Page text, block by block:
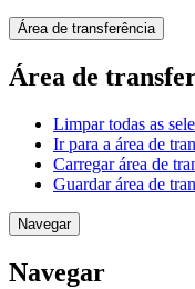
Área de transferência
Área de
Limpar todas as
Ir para a área de
Carregar área de
Guardar área de
Navegar
Navegar